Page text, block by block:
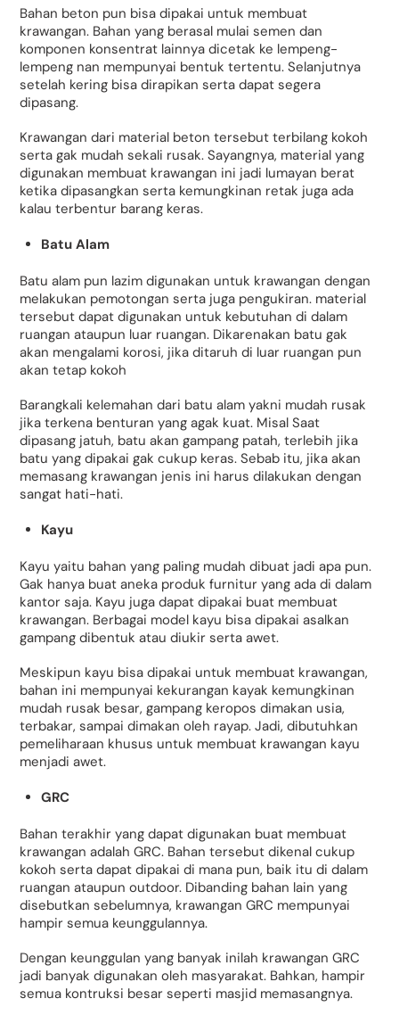
Bahan beton pun bisa dipakai untuk membuat
krawangan. Bahan yang berasal mulai semen dan
komponen konsentrat lainnya dicetak ke lempeng-
lempeng nan mempunyai bentuk tertentu. Selanjutnya
setelah kering bisa dirapikan serta dapat segera
dipasang.
Krawangan dari material beton tersebut terbilang kokoh
serta gak mudah sekali rusak. Sayangnya, material yang
digunakan membuat krawangan ini jadi lumayan berat
ketika dipasangkan serta kemungkinan retak juga ada
kalau terbentur barang keras.
Batu Alam
Batu alam pun lazim digunakan untuk krawangan dengan
melakukan pemotongan serta juga pengukiran. material
tersebut dapat digunakan untuk kebutuhan di dalam
ruangan ataupun luar ruangan. Dikarenakan batu gak
akan mengalami korosi, jika ditaruh di luar ruangan pun
akan tetap kokoh
Barangkali kelemahan dari batu alam yakni mudah rusak
jika terkena benturan yang agak kuat. Misal Saat
dipasang jatuh, batu akan gampang patah, terlebih jika
batu yang dipakai gak cukup keras. Sebab itu, jika akan
memasang krawangan jenis ini harus dilakukan dengan
sangat hati-hati.
Kayu
Kayu yaitu bahan yang paling mudah dibuat jadi apa pun.
Gak hanya buat aneka produk furnitur yang ada di dalam
kantor saja. Kayu juga dapat dipakai buat membuat
krawangan. Berbagai model kayu bisa dipakai asalkan
gampang dibentuk atau diukir serta awet.
Meskipun kayu bisa dipakai untuk membuat krawangan,
bahan ini mempunyai kekurangan kayak kemungkinan
mudah rusak besar, gampang keropos dimakan usia,
terbakar, sampai dimakan oleh rayap. Jadi, dibutuhkan
pemeliharaan khusus untuk membuat krawangan kayu
menjadi awet.
GRC
Bahan terakhir yang dapat digunakan buat membuat
krawangan adalah GRC. Bahan tersebut dikenal cukup
kokoh serta dapat dipakai di mana pun, baik itu di dalam
ruangan ataupun outdoor. Dibanding bahan lain yang
disebutkan sebelumnya, krawangan GRC mempunyai
hampir semua keunggulannya.
Dengan keunggulan yang banyak inilah krawangan GRC
jadi banyak digunakan oleh masyarakat. Bahkan, hampir
semua kontruksi besar seperti masjid memasangnya.